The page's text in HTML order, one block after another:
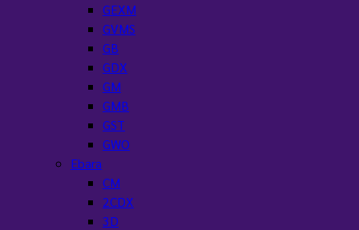
GEXM
GVMS
GB
GDX
GM
GMB
GST
GWO
Ebara
CM
2CDX
3D